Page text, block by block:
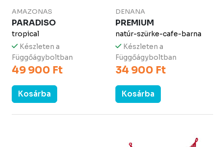
AMAZONAS
PARADISO
tropical
Készleten a
Függőágyboltban
49 900 Ft
Kosárba
DENANA
PREMIUM
natúr-szürke-cafe-barna
Készleten a
Függőágyboltban
34 900 Ft
Kosárba